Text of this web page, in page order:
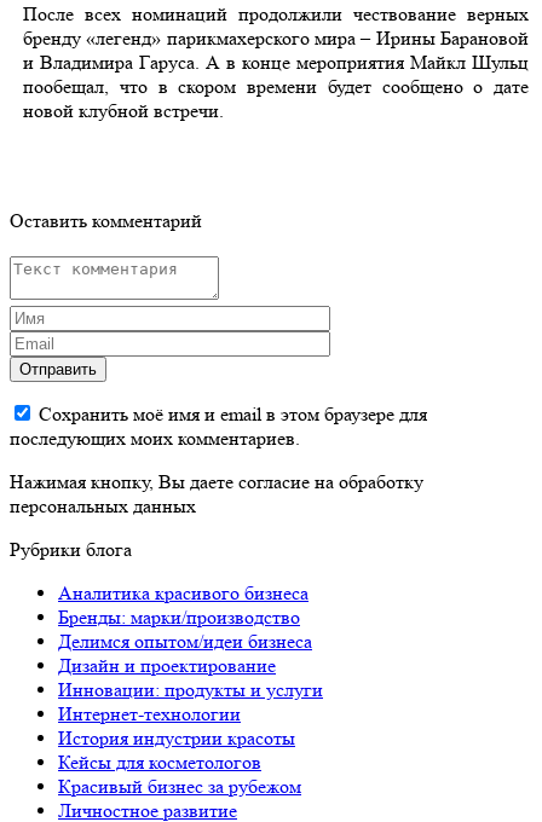
После всех номинаций продолжили чествование верных
бренду «легенд» парикмахерского мира – Ирины Барановой
и Владимира Гаруса. А в конце мероприятия Майкл Шульц
пообещал, что в скором времени будет сообщено о дате
новой клубной встречи.
Оставить комментарий
Отправить
Сохранить моё имя и email в этом браузере для
последующих моих комментариев.
Нажимая кнопку, Вы даете согласие на обработку
персональных данных
Рубрики блога
Аналитика красивого бизнеса
Бренды: марки/производство
Делимся опытом/идеи бизнеса
Дизайн и проектирование
Инновации: продукты и услуги
Интернет-технологии
История индустрии красоты
Кейсы для косметологов
Красивый бизнес за рубежом
Личностное развитие